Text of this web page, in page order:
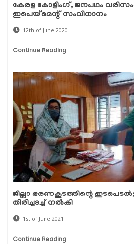
കേരള കോളിംഗ്, ജനപഥം
ഇപെയ്‌മെന്റ് സംവിധാനം
12th of June 2020
Continue Reading
ജില്ലാ ഭരണകൂടത്തിന്റെ
തിരിച്ചടച്ച് നല്‍കി
1st of June 2021
Continue Reading